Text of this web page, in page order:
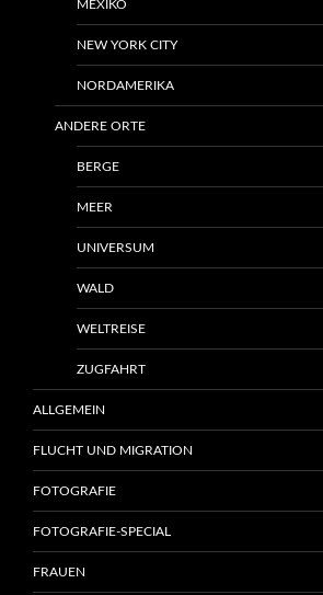
MEXIKO
NEW YORK CITY
NORDAMERIKA
ANDERE ORTE
BERGE
MEER
UNIVERSUM
WALD
WELTREISE
ZUGFAHRT
ALLGEMEIN
FLUCHT UND MIGRATION
FOTOGRAFIE
FOTOGRAFIE-SPECIAL
FRAUEN